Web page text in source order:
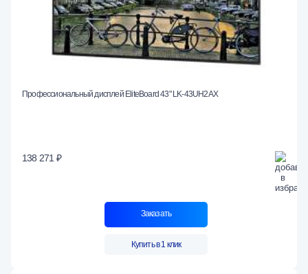
Профессиональный дисплей EliteBoard 43" LK-43UH2AX
138 271 ₽
Заказать
Купить в 1 клик